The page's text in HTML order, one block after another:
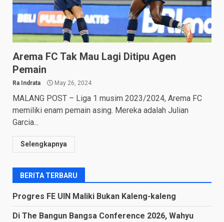
Arema FC Tak Mau Lagi Ditipu Agen
Pemain
Ra Indrata May 26, 2024
MALANG POST – Liga 1 musim 2023/2024, Arema FC
memiliki enam pemain asing. Mereka adalah Julian
Garcia...
Selengkapnya
BERITA TERBARU
Progres FE UIN Maliki Bukan Kaleng-kaleng
Di The Bangun Bangsa Conference 2026, Wahyu